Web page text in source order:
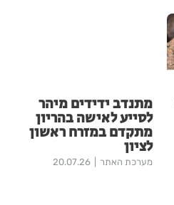
מתנדב ידידים מיהר
לסייע לאישה בהריון
מתקדם במזרח ראשון
לציון
מערכת האתר 20.07.26